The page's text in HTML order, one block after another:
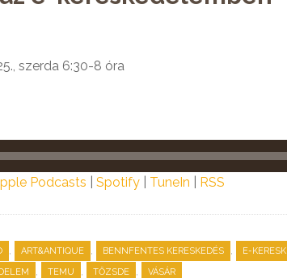
szerda 6:30-8 óra
Podcasts Spotify TuneIn RSS
, ART&ANTIQUE , BENNFENTES KERESKEDÉS , E-
, TEMU , TŐZSDE , VÁSÁR